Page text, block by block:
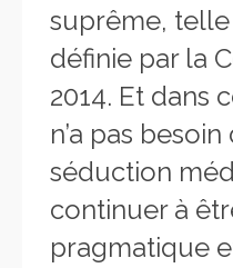
suprême, telle
définie par la
2014. Et dans
n’a pas
séduction
continuer à
pragmatique